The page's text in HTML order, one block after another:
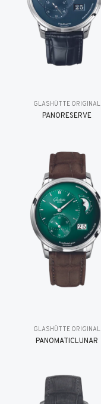
GLASHÜTTE ORIGINAL
PANORESERVE
GLASHÜTTE ORIGINAL
PANOMATICLUNAR